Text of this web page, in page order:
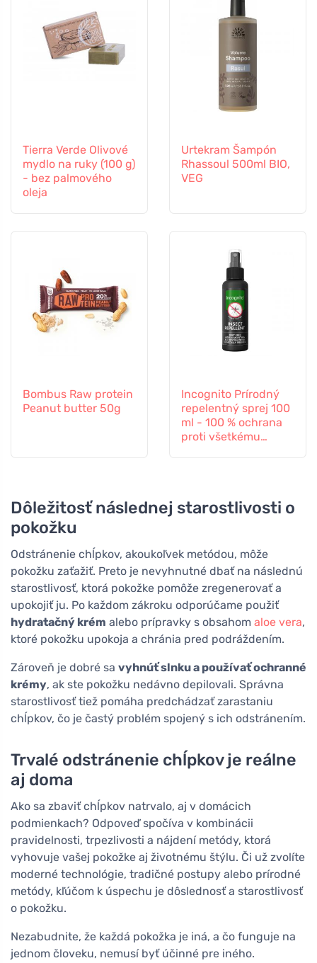
Tierra Verde Olivové
mydlo na ruky (100 g)
- bez palmového
oleja
Urtekram Šampón
Rhassoul 500ml BIO,
VEG
Bombus Raw protein
Peanut butter 50g
Incognito Prírodný
repelentný sprej 100
ml - 100 % ochrana
proti všetkému
Dôležitosť následnej starostlivosti o
pokožku
Odstránenie chĺpkov, akoukoľvek metódou, môže
pokožku zaťažiť. Preto je nevyhnutné dbať na následnú
starostlivosť, ktorá pokožke pomôže zregenerovať a
upokojiť ju. Po každom zákroku odporúčame použiť
hydratačný krém alebo prípravky s obsahom aloe vera,
ktoré pokožku upokoja a chránia pred podráždením.
Zároveň je dobré sa vyhnúť slnku a používať ochranné
krémy, ak ste pokožku nedávno depilovali. Správna
starostlivosť tiež pomáha predchádzať zarastaniu
chĺpkov, čo je častý problém spojený s ich odstránením.
Trvalé odstránenie chĺpkov je reálne
aj doma
Ako sa zbaviť chĺpkov natrvalo, aj v domácich
podmienkach? Odpoveď spočíva v kombinácii
pravidelnosti, trpezlivosti a nájdení metódy, ktorá
vyhovuje vašej pokožke aj životnému štýlu. Či už zvolíte
moderné technológie, tradičné postupy alebo prírodné
metódy, kľúčom k úspechu je dôslednosť a starostlivosť
o pokožku.
Nezabudnite, že každá pokožka je iná, a čo funguje na
jednom človeku, nemusí byť účinné pre iného.